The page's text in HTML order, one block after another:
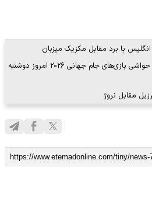
جام جهانی 2026؛ آخرین اخبار و حواشی بازی‌های جام جهانی ۲۰۲۶ امروز دوشنبه